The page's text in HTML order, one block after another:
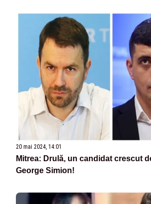
20 mai 2024, 14:01
Mitrea: Drulă, un candidat crescut
George Simion!